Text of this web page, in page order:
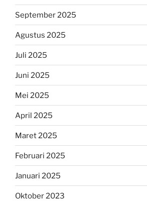
September 2025
Agustus 2025
Juli 2025
Juni 2025
Mei 2025
April 2025
Maret 2025
Februari 2025
Januari 2025
Oktober 2023